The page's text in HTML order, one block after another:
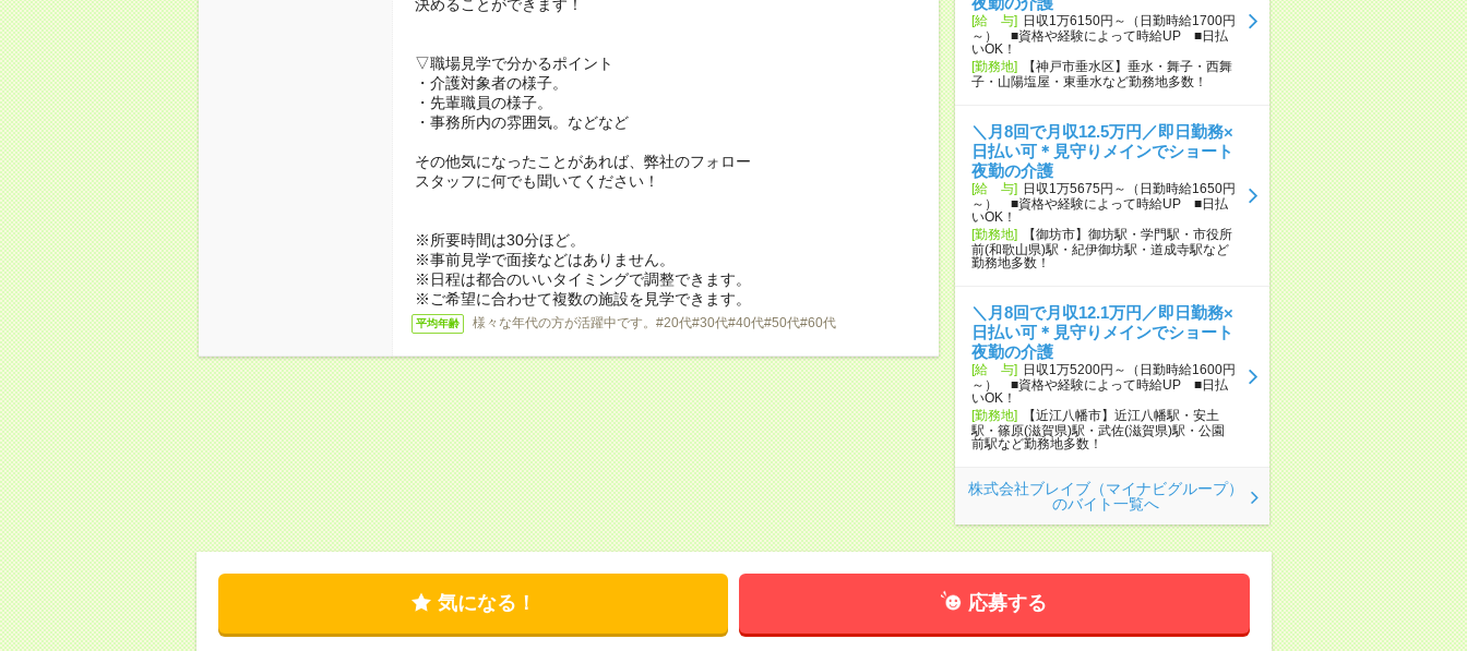
決めることができます！
▽職場見学で分かるポイント
・介護対象者の様子。
・先輩職員の様子。
・事務所内の雰囲気。などなど
その他気になったことがあれば、弊社のフォロー
スタッフに何でも聞いてください！
※所要時間は30分ほど。
※事前見学で面接などはありません。
※日程は都合のいいタイミングで調整できます。
※ご希望に合わせて複数の施設を見学できます。
平均年齢 様々な年代の方が活躍中です。#20代#30代#40代#50代#60代
[給 与] 日収1万6150円～（日勤時給1700円
～） ■資格や経験によって時給UP ■日払
いOK！
[勤務地]
【神戸市垂水区】垂水・舞子・西舞
子・山陽塩屋・東垂水など勤務地多数！
＼月8回で月収12.5万円／即日勤務×
日払い可＊見守りメインでショート
夜勤の介護
[給 与] 日収1万5675円～（日勤時給1650円
～） ■資格や経験によって時給UP ■日払
いOK！
[勤務地]
【御坊市】御坊駅・学門駅・市役所
前(和歌山県)駅・紀伊御坊駅・道成寺駅など
勤務地多数！
＼月8回で月収12.1万円／即日勤務×
日払い可＊見守りメインでショート
夜勤の介護
[給 与] 日収1万5200円～（日勤時給1600円
～） ■資格や経験によって時給UP ■日払
いOK！
[勤務地]
【近江八幡市】近江八幡駅・安土
駅・篠原(滋賀県)駅・武佐(滋賀県)駅・公園
前駅など勤務地多数！
株式会社ブレイブ（マイナビグループ）
のバイト一覧へ
気になる！ 応募する